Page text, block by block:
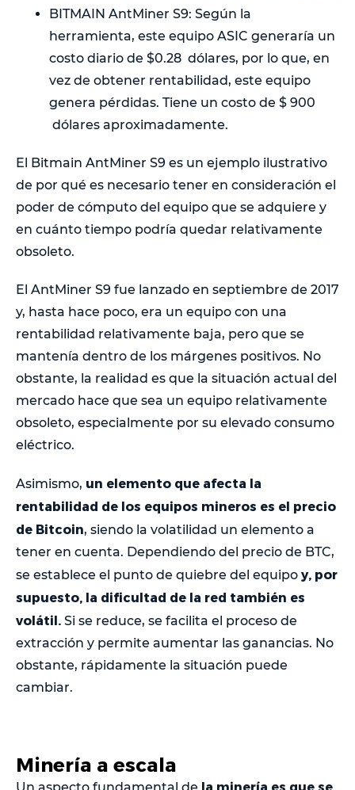
BITMAIN AntMiner S9: Según la
herramienta, este equipo ASIC generaría un
costo diario de $0.28 dólares, por lo que, en
vez de obtener rentabilidad, este equipo
genera pérdidas. Tiene un costo de $ 900
dólares aproximadamente.
El Bitmain AntMiner S9 es un ejemplo ilustrativo
de por qué es necesario tener en consideración el
poder de cómputo del equipo que se adquiere y
en cuánto tiempo podría quedar relativamente
obsoleto.
El AntMiner S9 fue lanzado en septiembre de 2017
y, hasta hace poco, era un equipo con una
rentabilidad relativamente baja, pero que se
mantenía dentro de los márgenes positivos. No
obstante, la realidad es que la situación actual del
mercado hace que sea un equipo relativamente
obsoleto, especialmente por su elevado consumo
eléctrico.
Asimismo, un elemento que afecta la
rentabilidad de los equipos mineros es el precio
de Bitcoin, siendo la volatilidad un elemento a
tener en cuenta. Dependiendo del precio de BTC,
se establece el punto de quiebre del equipo y, por
supuesto, la dificultad de la red también es
volátil. Si se reduce, se facilita el proceso de
extracción y permite aumentar las ganancias. No
obstante, rápidamente la situación puede
cambiar.
Minería a escala
la minería es que se